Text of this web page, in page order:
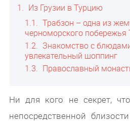
1
Из Грузии в Турцию
1.1
Трабзон – одна из
черноморского побережья
1.2
Знакомство с
увлекательный шоппинг
1.3
Православный
Ни для кого не секрет,
непосредственной